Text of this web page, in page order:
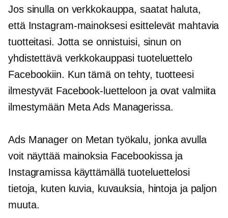
Jos sinulla on verkkokauppa, saatat haluta,
että Instagram-mainoksesi esittelevät mahtavia
tuotteitasi. Jotta se onnistuisi, sinun on
yhdistettävä verkkokauppasi tuoteluettelo
Facebookiin. Kun tämä on tehty, tuotteesi
ilmestyvät Facebook-luetteloon ja ovat valmiita
ilmestymään Meta Ads Managerissa.
Ads Manager on Metan työkalu, jonka avulla
voit näyttää mainoksia Facebookissa ja
Instagramissa käyttämällä tuoteluettelosi
tietoja, kuten kuvia, kuvauksia, hintoja ja paljon
muuta.